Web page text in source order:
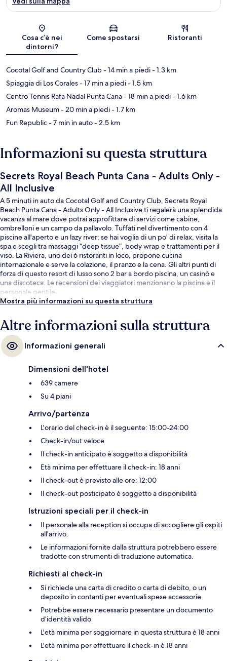
Cosa c’è nei
dintorni?
Come spostarsi Ristoranti
Cocotal Golf and Country Club- 14 min a piedi- 1.3 km
Spiaggia di Los Corales- 17 min a piedi- 1.5 km
Centro Tennis Rafa Nadal Punta Cana- 18 min a piedi- 1.6 km
Aromas Museum- 20 min a piedi- 1.7 km
Fun Republic- 7 min in auto- 2.5 km
Informazioni su questa struttura
Secrets Royal Beach Punta Cana - Adults Only -
All Inclusive
A 5 minuti in auto da Cocotal Golf and Country Club, Secrets Royal
Beach Punta Cana - Adults Only - All Inclusive ti regalerà una splendida
vacanza al mare dove potrai approfittare di servizi come cabine,
ombrelloni e un campo da pallavolo. Tuffati nel divertimento con 4
piscine all'aperto e un lazy river; se hai voglia di un po' di relax, visita la
spa e scegli tra massaggi “deep tissue”, body wrap e trattamenti per il
viso. La Riviera, uno dei 6 ristoranti in loco, propone cucina
internazionale e serve la colazione, il pranzo e la cena. Gli altri punti di
forza di questo resort di lusso sono 2 bar a bordo piscina, un casinò e
una discoteca. Le recensioni dei viaggiatori menzionano la piscina e il
personale gentile.
Mostra più informazioni su questa struttura
Altre informazioni sulla struttura
Informazioni generali
Dimensioni dell'hotel
639 camere
Su 4 piani
Arrivo/partenza
L'orario del check-in è il seguente: 15:00-24:00
Check-in/out veloce
Il check-in anticipato è soggetto a disponibilità
Età minima per effettuare il check-in: 18 anni
Il check-out è previsto alle ore: 12:00
Il check-out posticipato è soggetto a disponibilità
Istruzioni speciali per il check-in
Il personale alla reception si occupa di accogliere gli ospiti
all'arrivo.
Le informazioni fornite dalla struttura potrebbero essere
tradotte con strumenti di traduzione automatica.
Richiesti al check-in
Si richiede una carta di credito o carta di debito, o un
deposito in contanti per eventuali spese accessorie
Potrebbe essere necessario presentare un documento
d’identità valido
L'età minima per soggiornare in questa struttura è 18 anni
L'età minima per effettuare il check-in è 18 anni